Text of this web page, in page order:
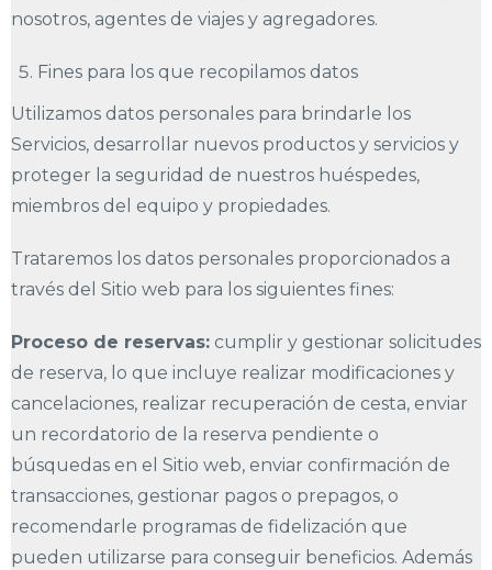
nosotros, agentes de viajes y agregadores.
Fines para los que recopilamos datos
Utilizamos datos personales para brindarle los
Servicios, desarrollar nuevos productos y servicios y
proteger la seguridad de nuestros huéspedes,
miembros del equipo y propiedades.
Trataremos los datos personales proporcionados a
través del Sitio web para los siguientes fines:
Proceso de reservas: cumplir y gestionar solicitudes
de reserva, lo que incluye realizar modificaciones y
cancelaciones, realizar recuperación de cesta, enviar
un recordatorio de la reserva pendiente o
búsquedas en el Sitio web, enviar confirmación de
transacciones, gestionar pagos o prepagos, o
recomendarle programas de fidelización que
pueden utilizarse para conseguir beneficios. Además